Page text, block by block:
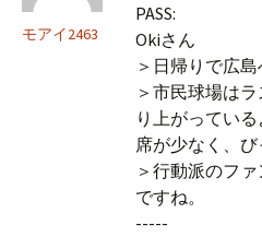
モアイ2463
PASS:
Okiさん
＞日帰りで広島
＞市民球場は
り上がってい
席が少なく、び
＞行動派のフ
ですね。
-----